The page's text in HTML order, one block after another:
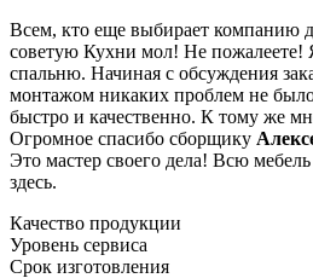
Всем, кто еще выбирает компанию
советую Кухни мол! Не пожалеете!
спальню. Начиная с обсуждения
монтажом никаких проблем не
быстро и качественно. К тому же
Огромное спасибо сборщику
Это мастер своего дела! Всю мебель
здесь.
Качество продукции
Уровень сервиса
Срок изготовления